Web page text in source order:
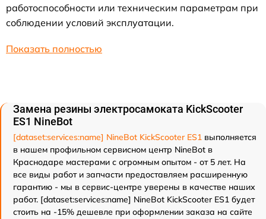
работоспособности или техническим параметрам при
соблюдении условий эксплуатации.
Показать полностью
Замена резины электросамоката KickScooter
ES1 NineBot
[dataset:services:name] NineBot KickScooter ES1 выполняется
в нашем профильном сервисном центр NineBot в
Краснодаре мастерами с огромным опытом - от 5 лет. На
все виды работ и запчасти предоставляем расширенную
гарантию - мы в сервис-центре уверены в качестве наших
работ. [dataset:services:name] NineBot KickScooter ES1 будет
стоить на -15% дешевле при оформлении заказа на сайте